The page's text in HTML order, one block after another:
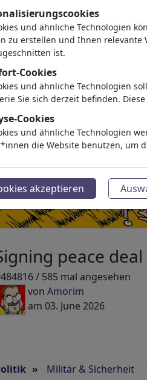
»Neue Cartoons
peace deal
/ 585 mal angesehen
von Amorim
am 03. June 2026
» Militär & Sicherheit
und ähnliche Technologien
zu erstellen und Ihnen relevante
ist.
Cookies
und ähnliche Technologien
Sie sich derzeit befinden.
Cookies
und ähnliche Technologien
die Website benutzen, um
akzeptieren